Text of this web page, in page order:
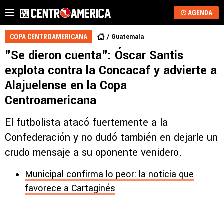
AGENDA
COPA CENTROAMERICANA Guatemala
"Se dieron cuenta": Óscar Santis
explota contra la Concacaf y advierte a
Alajuelense en la Copa
Centroamericana
El futbolista atacó fuertemente a la
Confederación y no dudó también en dejarle un
crudo mensaje a su oponente venidero.
Municipal confirma lo peor: la noticia que
favorece a Cartaginés